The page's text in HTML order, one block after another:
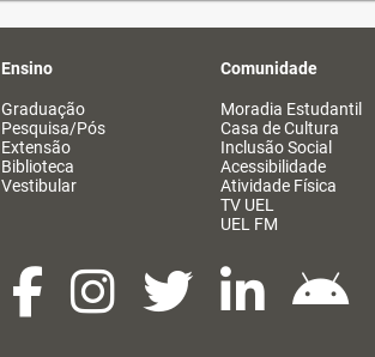
Ensino
Graduação
Pesquisa/Pós
Extensão
Biblioteca
Vestibular
Comunidade
Moradia Estudantil
Casa de Cultura
Inclusão Social
Acessibilidade
Atividade Física
TV UEL
UEL FM